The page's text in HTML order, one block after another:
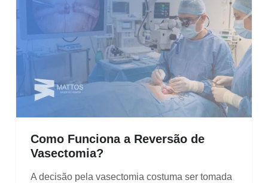
Como Funciona a Reversão de
Vasectomia?
A decisão pela vasectomia costuma ser tomada